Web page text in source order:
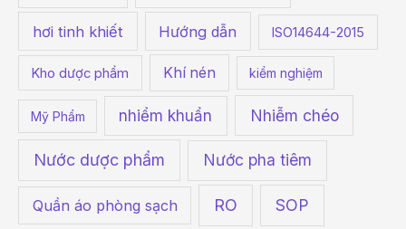
hơi tinh khiết Hướng dẫn ISO14644-2015
Kho dược phẩm Khí nén kiểm nghiệm
Mỹ Phẩm nhiểm khuẩn Nhiễm chéo
Nước dược phẩm Nước pha tiêm
Quần áo phòng sạch RO SOP